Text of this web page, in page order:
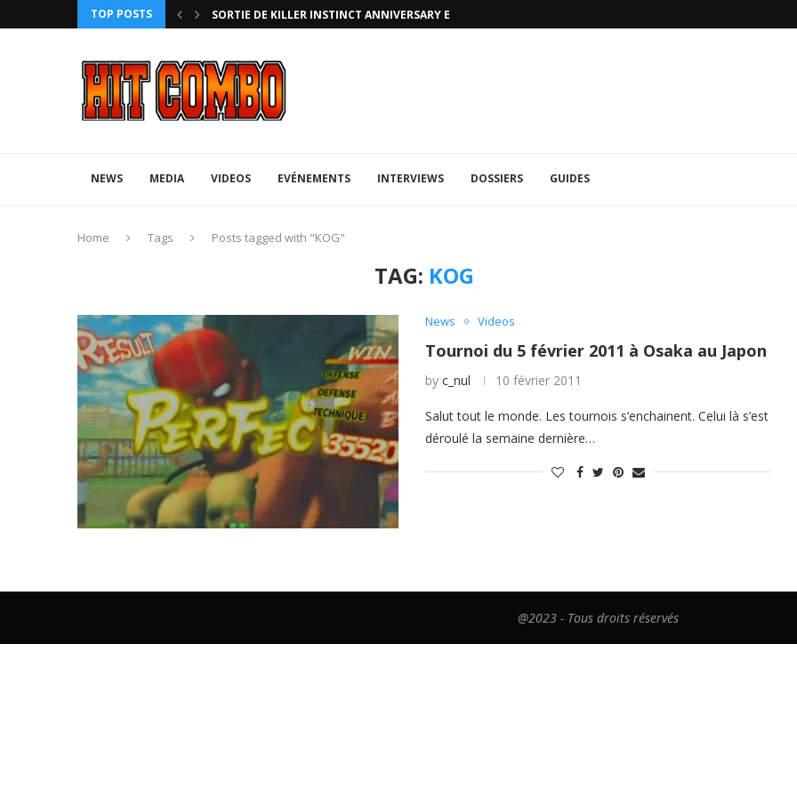
TOP POSTS
AVEC ROLLBACK... SORTIE DE KILLER INSTINCT ANNIVERSARY EDITION
NEWS MEDIA VIDEOS EVÉNEMENTS INTERVIEWS DOSSIERS GUIDES
Home Tags Posts tagged with "KOG"
TAG: KOG
News Videos
Tournoi du 5 février 2011 à Osaka au Japon
by c_nul 10 février 2011
Salut tout le monde. Les tournois s’enchainent. Celui là s’est
déroulé la semaine dernière…
@2023 - Tous droits réservés